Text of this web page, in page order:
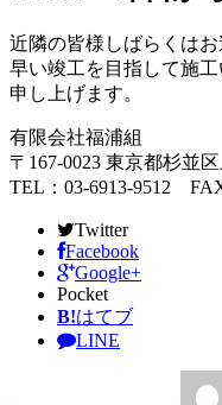
近隣の皆様しばらくは
早い竣工を目指して施
申し上げます。
有限会社福浦組
〒167-0023 東京都杉並
TEL：03-6913-9512
Twitter
Facebook
Google+
Pocket
B!はてブ
LINE